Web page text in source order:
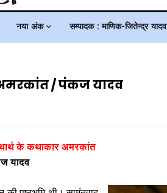
नया अंक सम्पादक : माणिक-जितेन्द्र यादव
अमरकांत / पंकज यादव
के कथाकार अमरकांत
यादव